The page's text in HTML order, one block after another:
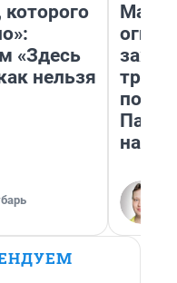
«Здесь
нельзя
Мало,
нас